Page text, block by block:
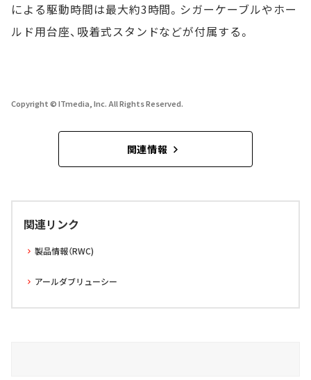
による駆動時間は最大約3時間。シガーケーブルやホー
ルド用台座、吸着式スタンドなどが付属する。
Copyright © ITmedia, Inc. All Rights Reserved.
関連情報
関連リンク
製品情報（RWC)
アールダブリューシー